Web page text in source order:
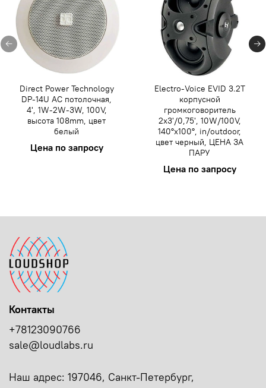
Direct Power Technology
DP-14U АС потолочная,
4', 1W-2W-3W, 100V,
высота 108mm, цвет
белый
Цена по запросу
Electro-Voice EVID 3.2T
корпусной
громкоговоритель
2x3'/0,75', 10W/100V,
140°x100°, in/outdoor,
цвет черный, ЦЕНА ЗА
ПАРУ
Цена по запросу
Контакты
+78123090766
sale@loudlabs.ru
Наш адрес: 197046, Санкт-Петербург,